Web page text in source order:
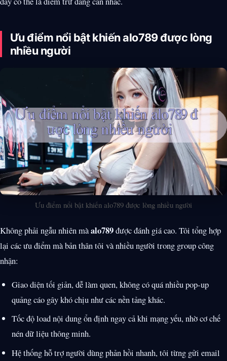
Ưu điểm nổi bật khiến alo789 được lòng
nhiều người
Ưu điểm nổi bật khiến alo789 được lòng nhiều người
Không phải ngẫu nhiên màalo789được đánh giá cao. Tôi tổng hợp
lại các ưu điểm mà bản thân tôi và nhiều người trong group công
nhận:
Giao diện tối giản, dễ làm quen, không có quá nhiều pop-up
quảng cáo gây khó chịu như các nền tảng khác.
Tốc độ load nội dung ổn định ngay cả khi mạng yếu, nhờ cơ chế
nén dữ liệu thông minh.
Hệ thống hỗ trợ người dùng phản hồi nhanh, tôi từng gửi email